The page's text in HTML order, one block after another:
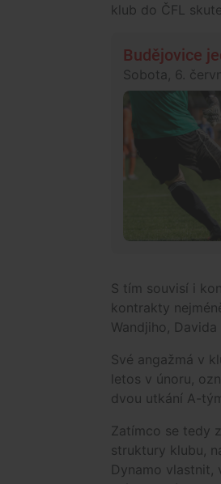
klub do ČFL
Budějovice
Sobota, 6.
S tím souvisí i
kontrakty
Wandjiho,
Své angažmá v
letos v únoru,
dvou utkání A-
Zatímco se tedy
struktury klubu,
Dynamo vlastnit,